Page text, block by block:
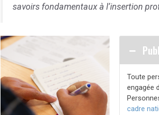
savoirs fondamentaux à l’insertion
Toute
enga­gée
cadre